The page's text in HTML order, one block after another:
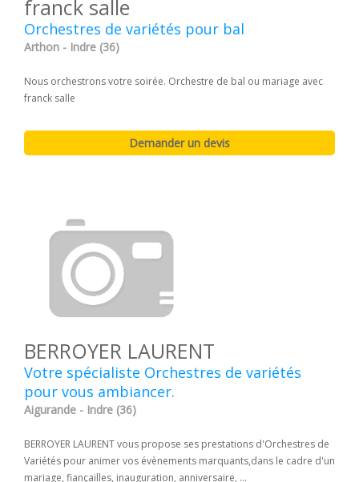
franck salle
Orchestres de variétés pour bal
Arthon - Indre (36)
Nous orchestrons votre soirée. Orchestre de bal ou mariage avec
franck salle
BERROYER LAURENT
Votre spécialiste Orchestres de variétés
pour vous ambiancer.
Aigurande - Indre (36)
BERROYER LAURENT vous propose ses prestations d'Orchestres de
Variétés pour animer vos évènements marquants,dans le cadre d'un
mariage, fiançailles, inauguration, anniversaire, ...